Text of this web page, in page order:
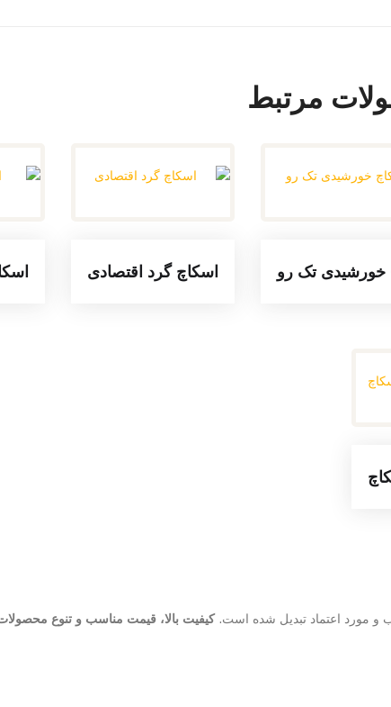
مرتبط
خورشیدی تک رو اسکاچ گرد اقتصادی
و مورد اعتماد تبدیل شده است.کیفیت بالا، قیمت مناسب و تنوع